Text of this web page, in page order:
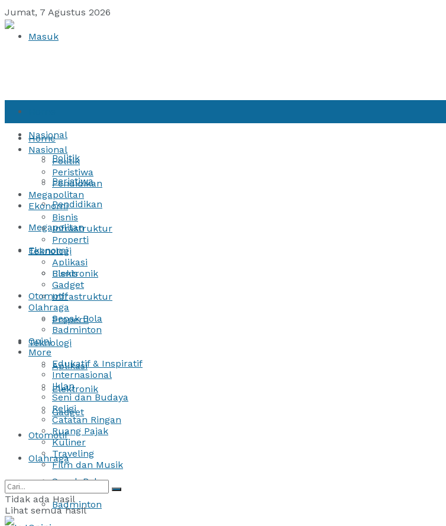
Jumat, 7 Agustus 2026
Masuk
Nasional
Politik
Peristiwa
Pendidikan
Megapolitan
Ekonomi
Bisnis
Infrastruktur
Properti
Teknologi
Aplikasi
Elektronik
Gadget
Otomotif
Olahraga
Sepak Bola
Badminton
Home
Nasional
Politik
Peristiwa
Pendidikan
Megapolitan
Ekonomi
Bisnis
Infrastruktur
Properti
Teknologi
Aplikasi
Elektronik
Gadget
Otomotif
Olahraga
Sepak Bola
Badminton
Opini
More
Edukatif & Inspiratif
Internasional
Iklan
Seni dan Budaya
Religi
Catatan Ringan
Ruang Pajak
Kuliner
Traveling
Film dan Musik
Tidak ada Hasil
Lihat semua hasil